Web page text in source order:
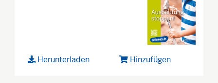
Herunterladen Hinzufügen